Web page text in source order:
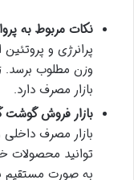
نکات مربوط به
پرانرژی و
وزن مطلوب برسد.
بازار مصرف دارد.
بازار فروش گوشت
بازار مصرف
توانید محصولات
به صورت مستقیم